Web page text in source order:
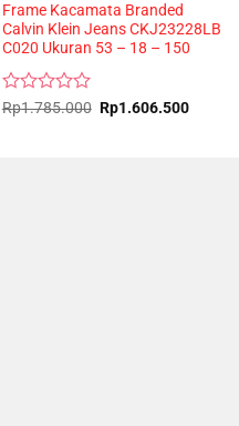
Frame Kacamata Branded
Calvin Klein Jeans CKJ23228LB
C020 Ukuran 53 – 18 – 150
Rated
Rp1.785.000 Original
price
Rp1.606.500Current